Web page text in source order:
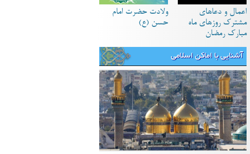
اعمال و دعاهای
مشترک روزهای ماه
مبارک رمضان
ولادت حضرت امام
حسن (ع)
آشنایی با اماکن اسلامی